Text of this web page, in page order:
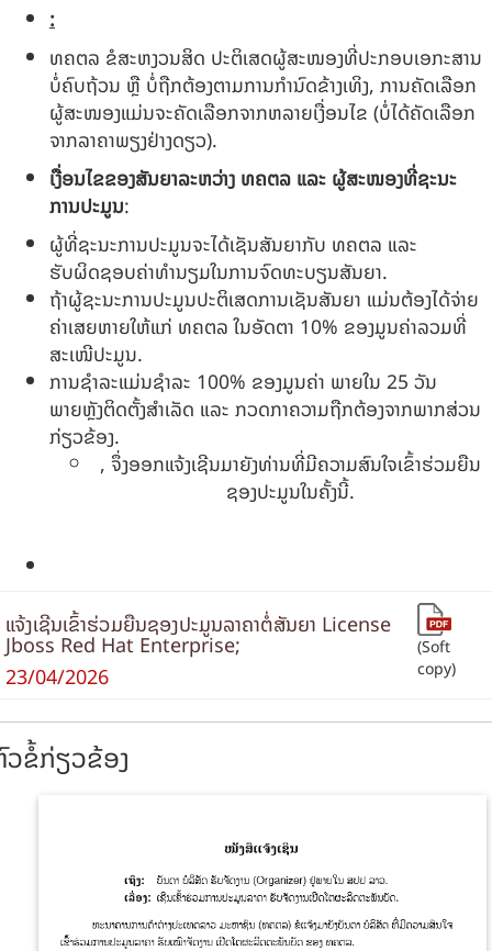
:
ທຄຕລ ຂໍສະຫງວນສິດ ປະຕິເສດຜູ້ສະໜອງທີ່ປະກອບເອກະສານ
ບໍ່ຄົບຖ້ວນ ຫຼື ບໍ່ຖືກຕ້ອງຕາມການກຳນົດຂ້າງເທິງ, ການຄັດເລືອກ
ຜູ້ສະໜອງແມ່ນຈະຄັດເລືອກຈາກຫລາຍເງື່ອນໄຂ (ບໍ່ໄດ້ຄັດເລືອກ
ຈາກລາຄາພຽງຢ່າງດຽວ).
ເງື່ອນໄຂຂອງສັນຍາລະຫວ່າງ ທຄຕລ ແລະ ຜູ້ສະໜອງທີ່ຊະນະ
ການປະມູນ:
ຜູ້ທີ່ຊະນະການປະມູນຈະໄດ້ເຊັນສັນຍາກັບ ທຄຕລ ແລະ
ຮັບຜິດຊອບຄ່າທຳນຽມໃນການຈົດທະບຽນສັນຍາ.
ຖ້າຜູ້ຊະນະການປະມູນປະຕິເສດການເຊັນສັນຍາ ແມ່ນຕ້ອງໄດ້ຈ່າຍ
ຄ່າເສຍຫາຍໃຫ້ແກ່ ທຄຕລ ໃນອັດຕາ 10% ຂອງມູນຄ່າລວມທີ່
ສະເໜີປະມູນ.
ການຊໍາລະແມ່ນຊຳລະ 100% ຂອງມູນຄ່າ ພາຍໃນ 25 ວັນ
ພາຍຫຼັງຕິດຕັ້ງສຳເລັດ ແລະ ກວດກາຄວາມຖືກຕ້ອງຈາກພາກສ່ວນ
ກ່ຽວຂ້ອງ.
, ຈຶ່ງອອກແຈ້ງເຊີນມາຍັງທ່ານທີ່ມີຄວາມສົນໃຈເຂົ້າຮ່ວມຍືນ
ຊອງປະມູນໃນຄັ້ງນີ້.
ແຈ້ງເຊີນເຂົ້າຮ່ວມຍືນຊອງປະມູນລາຄາຕໍ່ສັນຍາ License
Jboss Red Hat Enterprise;
23/04/2026
(Soft
copy)
ຂໍ້ກ່ຽວຂ້ອງ